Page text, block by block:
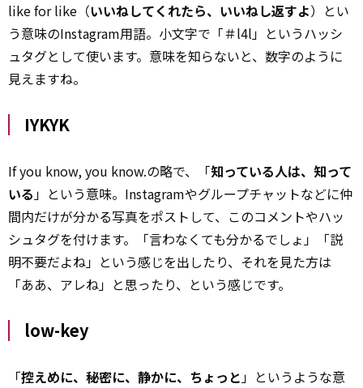
like for like（いいねしてくれたら、いいねし返すよ）とい
う意味のInstagram用語。小文字で「＃l4l」というハッシ
ュタグとして使います。意味を知らないと、数字のように
見えますね。
IYKYK
If you know, you know.の略で、「知っている人は、知って
いる 」という意味。Instagramやグループチャットなどに仲
間内だけが分かる写真をポストして、このコメントやハッ
シュタグを付けます。「言わなくても分かるでしょ」「説
明不要だよね」という感じを出したり、それを見た方は
「ああ、アレね」と思ったり、という感じです。
low-key
「控えめに、秘密に、静かに、ちょっと 」というような意